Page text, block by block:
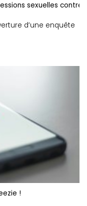
sexuelles contre
d’une enquête
!